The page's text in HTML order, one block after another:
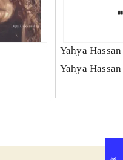
Yahya
Yahya